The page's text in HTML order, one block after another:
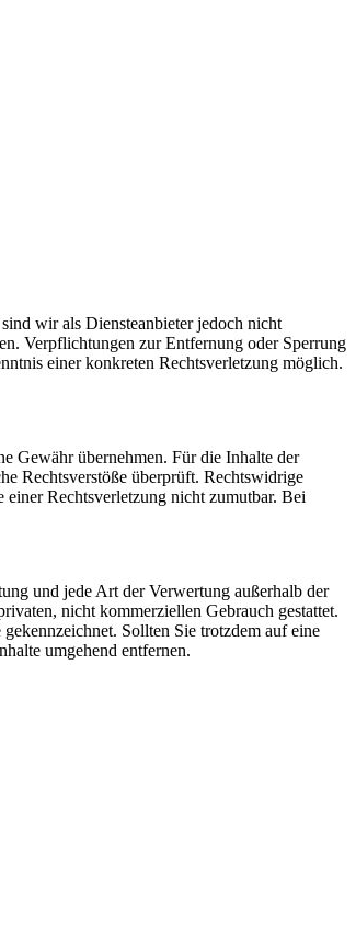
wir als Diensteanbieter jedoch nicht
Verpflichtungen zur Entfernung oder Sperrung
einer konkreten Rechtsverletzung möglich.
Gewähr übernehmen. Für die Inhalte der
Rechtsverstöße überprüft. Rechtswidrige
Rechtsverletzung nicht zumutbar. Bei
und jede Art der Verwertung außerhalb der
nicht kommerziellen Gebrauch gestattet.
Sollten Sie trotzdem auf eine
umgehend entfernen.